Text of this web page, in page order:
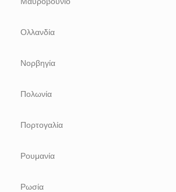
Ολλανδία
Νορβηγία
Πολωνία
Πορτογαλία
Ρουμανία
Ρωσία